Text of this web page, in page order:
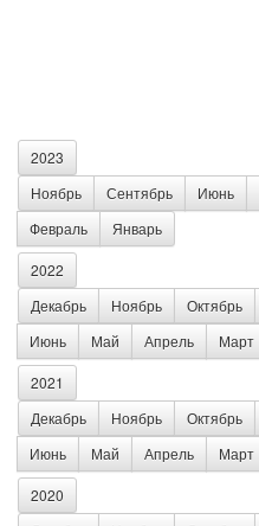
2023
Ноябрь
Сентябрь Июнь
Февраль
Январь
2022
Декабрь
Ноябрь Октябрь
Июнь
Май Апрель Март
2021
Декабрь
Ноябрь Октябрь
Июнь
Май Апрель Март
2020